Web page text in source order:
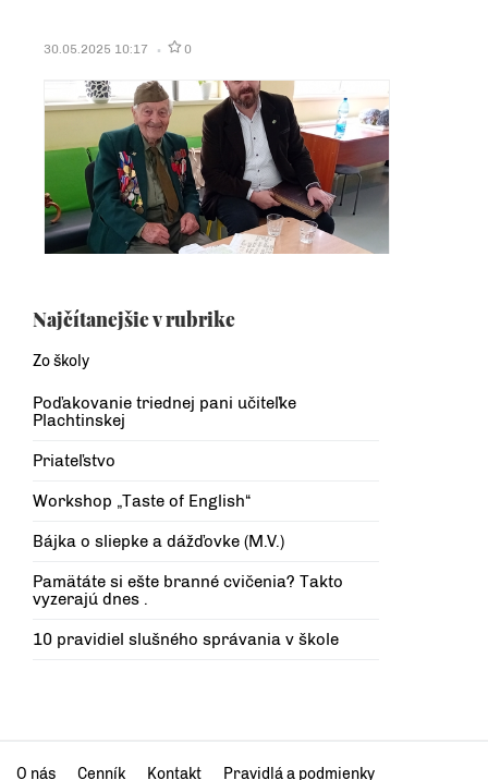
30.05.2025 10:17 0
Najčítanejšie v rubrike
Zo školy
Poďakovanie triednej pani učiteľke
Plachtinskej
Priateľstvo
Workshop „Taste of English“
Bájka o sliepke a dážďovke (M.V.)
Pamätáte si ešte branné cvičenia? Takto
vyzerajú dnes .
10 pravidiel slušného správania v škole
O nás Cenník Kontakt Pravidlá a podmienky